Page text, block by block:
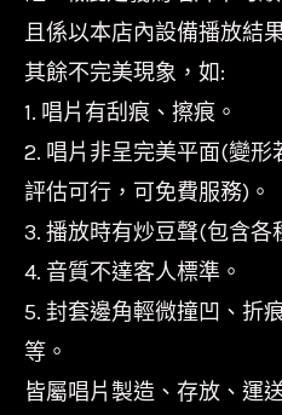
且係以本店內設備播放結
其餘不完美現象，如:
1. 唱片有刮痕、擦痕。
2. 唱片非呈完美平面(變
評估可行，可免費服務)。
3. 播放時有炒豆聲(包含各
4. 音質不達客人標準。
5. 封套邊角輕微撞凹、折
等。
皆屬唱片製造、存放、運